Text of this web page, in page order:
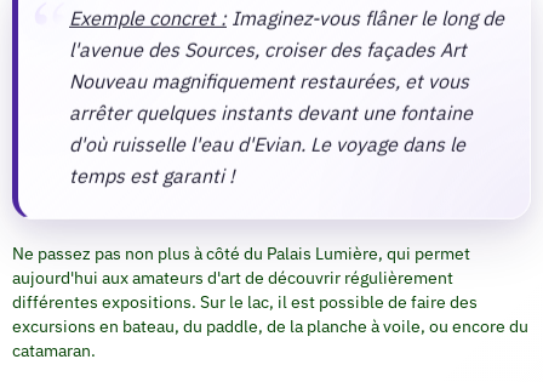
Exemple concret :Imaginez-vous flâner le long de
l'avenue des Sources, croiser des façades Art
Nouveau magnifiquement restaurées, et vous
arrêter quelques instants devant une fontaine
d'où ruisselle l'eau d'Evian. Le voyage dans le
temps est garanti !
Ne passez pas non plus à côté du Palais Lumière, qui permet
aujourd'hui aux amateurs d'art de découvrir régulièrement
différentes expositions. Sur le lac, il est possible de faire des
excursions en bateau, du paddle, de la planche à voile, ou encore du
catamaran.